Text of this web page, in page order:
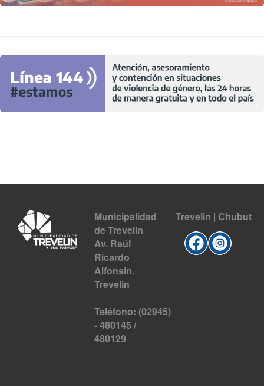
Municipalidad
de Trevelin
Av. Raúl
Ricardo
Alfonsín.
Trevelin
Teléfono: (02945)
- 480145 /
480129
Trevelin | Chubut